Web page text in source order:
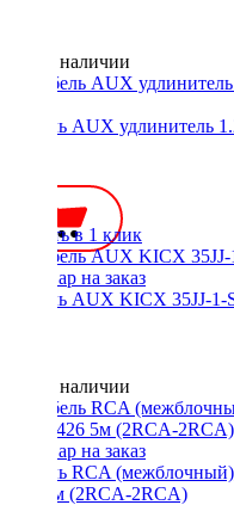
Нет в наличии
Кабель AUX удлинитель
Купить в 1 клик
Кабель AUX KICX 35JJ-
Нет в наличии
Кабель RCA
426 5м (2RCA-2RCA)